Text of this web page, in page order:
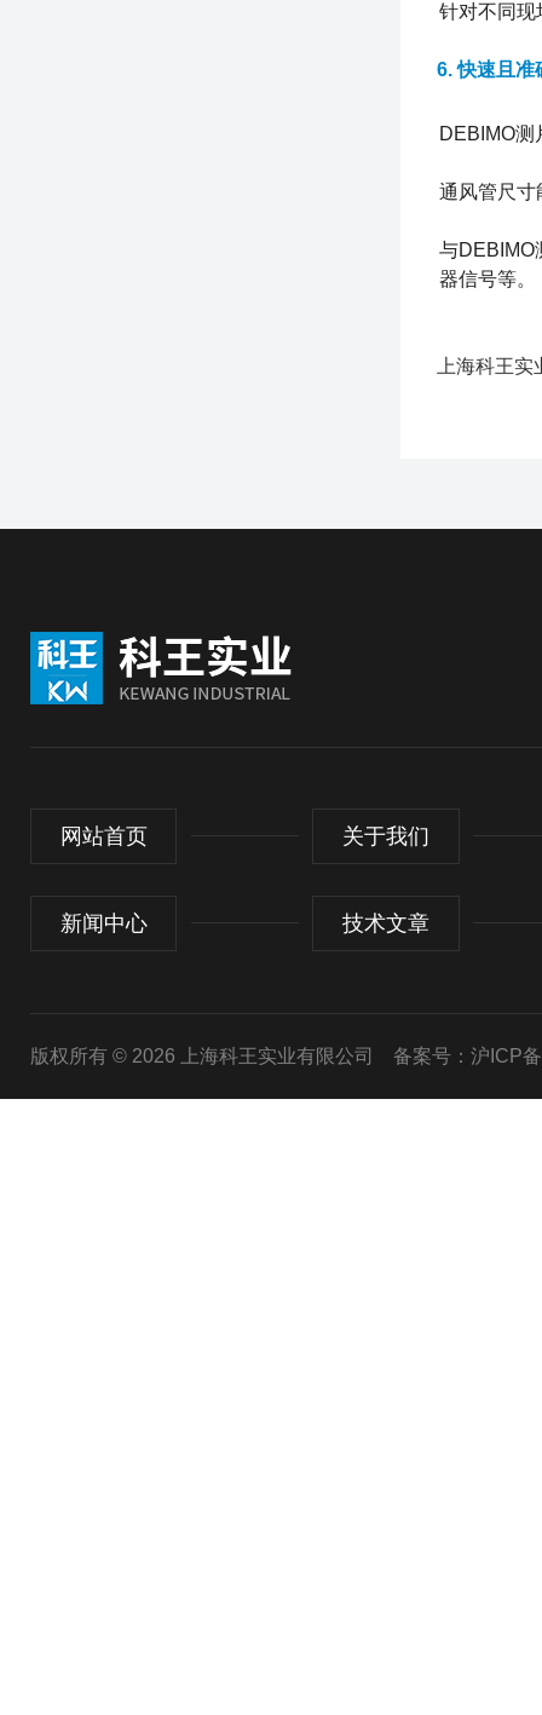
针对不同现
6. 快速且准
DEBIMO测
通风管尺寸
与DEBIMO
器信号等。
上海科王
网站首页 关于我们
新闻中心 技术文章
版权所有 © 2026 上海科王实业有限公司 备案号：沪ICP